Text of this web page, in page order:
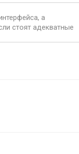
а
стоят адекватные